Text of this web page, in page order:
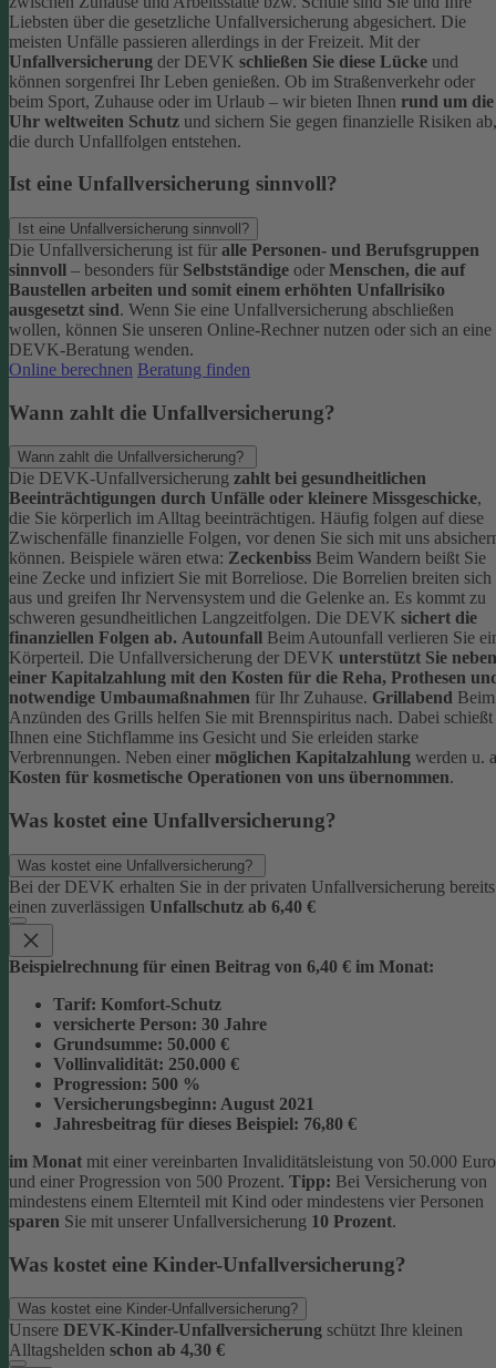
Liebsten über die gesetzliche Unfallversicherung abgesichert. Die
meisten Unfälle passieren allerdings in der Freizeit. Mit der
Unfallversicherung der DEVK schließen Sie diese Lücke und
können sorgenfrei Ihr Leben genießen. Ob im Straßenverkehr oder
beim Sport, Zuhause oder im Urlaub – wir bieten Ihnen rund um die
Uhr weltweiten Schutz und sichern Sie gegen finanzielle Risiken ab,
die durch Unfallfolgen entstehen.
Ist eine Unfallversicherung sinnvoll?
Ist eine Unfallversicherung sinnvoll?
Die Unfallversicherung ist für alle Personen- und Berufsgruppen
sinnvoll – besonders für Selbstständige oder Menschen, die auf
Baustellen arbeiten und somit einem erhöhten Unfallrisiko
ausgesetzt sind. Wenn Sie eine Unfallversicherung abschließen
wollen, können Sie unseren Online-Rechner nutzen oder sich an eine
DEVK-Beratung wenden.
Online berechnen Beratung finden
Wann zahlt die Unfallversicherung?
Wann zahlt die Unfallversicherung?
Die DEVK-Unfallversicherung zahlt bei gesundheitlichen
Beeinträchtigungen durch Unfälle oder kleinere Missgeschicke,
die Sie körperlich im Alltag beeinträchtigen. Häufig folgen auf diese
Zwischenfälle finanzielle Folgen, vor denen Sie sich mit uns
können. Beispiele wären etwa: Zeckenbiss Beim Wandern beißt Sie
eine Zecke und infiziert Sie mit Borreliose. Die Borrelien breiten sich
aus und greifen Ihr Nervensystem und die Gelenke an. Es kommt zu
schweren gesundheitlichen Langzeitfolgen. Die DEVK sichert die
finanziellen Folgen ab. Autounfall Beim Autounfall verlieren Sie
Körperteil. Die Unfallversicherung der DEVK unterstützt Sie neben
einer Kapitalzahlung mit den Kosten für die Reha, Prothesen
notwendige Umbaumaßnahmen für Ihr Zuhause. Grillabend Beim
Anzünden des Grills helfen Sie mit Brennspiritus nach. Dabei schießt
Ihnen eine Stichflamme ins Gesicht und Sie erleiden starke
Verbrennungen. Neben einer möglichen Kapitalzahlung werden u.
Kosten für kosmetische Operationen von uns übernommen.
Was kostet eine Unfallversicherung?
Was kostet eine Unfallversicherung?
Bei der DEVK erhalten Sie in der privaten Unfallversicherung bereits
einen zuverlässigen Unfallschutz ab 6,40 €
Beispielrechnung für einen Beitrag von 6,40 € im Monat:
Tarif: Komfort-Schutz
versicherte Person: 30 Jahre
Grundsumme: 50.000 €
Vollinvalidität: 250.000 €
Progression: 500 %
Versicherungsbeginn: August 2021
Jahresbeitrag für dieses Beispiel: 76,80 €
im Monat mit einer vereinbarten Invaliditätsleistung von 50.000 Euro
und einer Progression von 500 Prozent. Tipp: Bei Versicherung von
mindestens einem Elternteil mit Kind oder mindestens vier Personen
sparen Sie mit unserer Unfallversicherung 10 Prozent.
Was kostet eine Kinder-Unfallversicherung?
Was kostet eine Kinder-Unfallversicherung?
Unsere DEVK-Kinder-Unfallversicherung schützt Ihre kleinen
Alltagshelden schon ab 4,30 €